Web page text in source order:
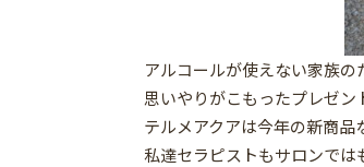
アルコールが使えない家族の
思いやりがこもったプレゼン
テルメアクアは今年の新商品
私達セラピストもサロンでは